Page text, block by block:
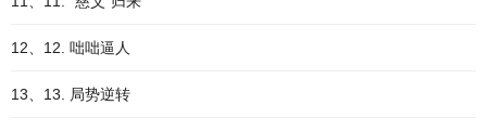
12、12. 咄咄逼人
13、13. 局势逆转